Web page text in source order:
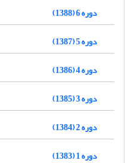
دوره 6 (1388)
دوره 5 (1387)
دوره 4 (1386)
دوره 3 (1385)
دوره 2 (1384)
دوره 1 (1383)